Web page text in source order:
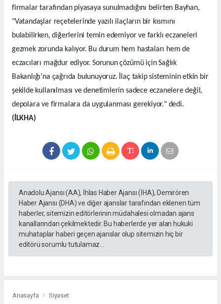
firmalar tarafından piyasaya sunulmadığını belirten Bayhan,
"Vatandaşlar reçetelerinde yazılı ilaçların bir kısmını
bulabilirken, diğerlerini temin edemiyor ve farklı eczaneleri
gezmek zorunda kalıyor. Bu durum hem hastaları hem de
eczacıları mağdur ediyor. Sorunun çözümü için Sağlık
Bakanlığı’na çağrıda bulunuyoruz. İlaç takip sisteminin etkin bir
şekilde kullanılması ve denetimlerin sadece eczanelere değil,
depolara ve firmalara da uygulanması gerekiyor." dedi.
(İLKHA)
Anadolu Ajansı (AA), İhlas Haber Ajansı (İHA), Demirören
Haber Ajansı (DHA) ve diğer ajanslar tarafından eklenen tüm
haberler, sitemizin editörlerinin müdahalesi olmadan ajans
kanallarından çekilmektedir. Bu haberlerde yer alan hukuki
muhataplar haberi geçen ajanslar olup sitemizin hiç bir
editörü sorumlu tutulamaz...
Anasayfa Siyaset